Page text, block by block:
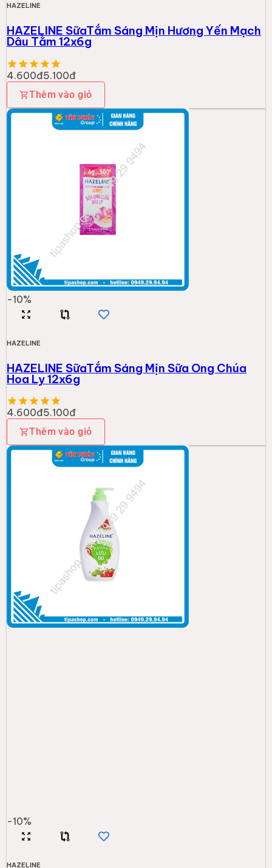
HAZELINE
HAZELINE SữaTắm Sáng Mịn Hương Yến Mạch
Dâu Tằm 12x6g
4.600đ5.100đ
Thêm vào giỏ
-10%
HAZELINE
HAZELINE SữaTắm Sáng Mịn Sữa Ong Chúa
Hoa Ly 12x6g
4.600đ5.100đ
Thêm vào giỏ
-10%
HAZELINE